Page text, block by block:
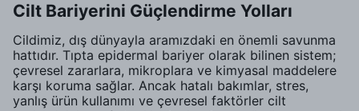
Cilt Bariyerini Güçlendirme Yolları
Cildimiz, dış dünyayla aramızdaki en önemli savunma
hattıdır. Tıpta epidermal bariyer olarak bilinen sistem;
çevresel zararlara, mikroplara ve kimyasal maddelere
karşı koruma sağlar. Ancak hatalı bakımlar, stres,
yanlış ürün kullanımı ve çevresel faktörler cilt